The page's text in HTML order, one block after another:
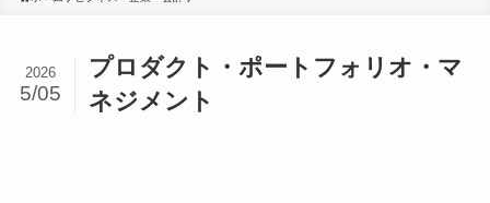
プロダクト・ポートフォリオ・マ
ネジメント
2026
5/05